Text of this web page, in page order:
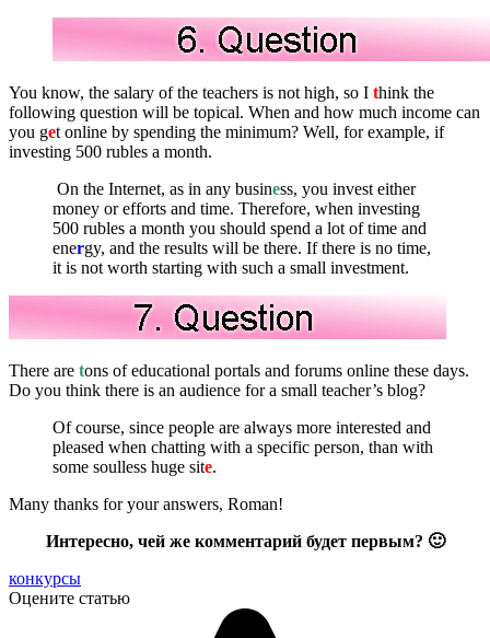
You know, the salary of the teachers is not high, so I think the
following question will be topical. When and how much income can
you get online by spending the minimum? Well, for example, if
investing 500 rubles a month.
On the Internet, as in any business, you invest either
money or efforts and time. Therefore, when investing
500 rubles a month you should spend a lot of time and
energy, and the results will be there. If there is no time,
it is not worth starting with such a small investment.
There are tons of educational portals and forums online these days.
Do you think there is an audience for a small teacher’s blog?
Of course, since people are always more interested and
pleased when chatting with a specific person, than with
some soulless huge site.
Many thanks for your answers, Roman!
Интересно, чей же комментарий будет первым? 🙂
конкурсы
Оцените статью